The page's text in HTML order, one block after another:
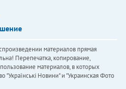
материалов прямая
Перепечатка, копирование,
материалов, в которых
"Українськi Новини" и "Украинская Фото